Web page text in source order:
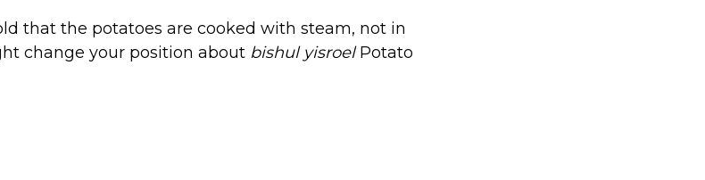
that the potatoes are cooked with steam, not in
change your position about bishul yisroelPotato